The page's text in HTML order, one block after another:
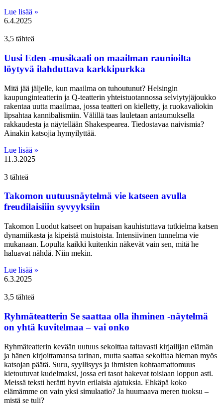
Lue lisää »
6.4.2025
3,5 tähteä
Uusi Eden -musikaali on maailman raunioilta
löytyvä ilahduttava karkkipurkka
Mitä jää jäljelle, kun maailma on tuhoutunut? Helsingin
kaupunginteatterin ja Q-teatterin yhteistuotannossa selviytyjäjoukko
rakentaa uutta maailmaa, jossa teatteri on kielletty, ja ruokavaliokin
lipsahtaa kannibalismiin. Välillä taas lauletaan antaumuksella
rakkaudesta ja näytellään Shakespearea. Tiedostavaa naivismia?
Ainakin katsojia hymyilyttää.
Lue lisää »
11.3.2025
3 tähteä
Takomon uutuusnäytelmä vie katseen avulla
freudilaisiiin syvyyksiin
Takomon Luodut katseet on hupaisan kauhistuttava tutkielma katsen
dynamiikasta ja kipeistä muistoista. Intensiivinen tunnelma vie
mukanaan. Lopulta kaikki kuitenkin näkevät vain sen, mitä he
haluavat nähdä. Niin mekin.
Lue lisää »
6.3.2025
3,5 tähteä
Ryhmäteatterin Se saattaa olla ihminen -näytelmä
on yhtä kuvitelmaa – vai onko
Ryhmäteatterin kevään uutuus sekoittaa taitavasti kirjailijan elämän
ja hänen kirjoittamansa tarinan, mutta saattaa sekoittaa hieman myös
katsojan päätä. Suru, syyllisyys ja ihmisten kohtaamattomuus
kietoutuvat kudelmaksi, jossa eri tasot hakevat toisiaan loppun asti.
Meissä teksti herätti hyvin erilaisia ajatuksia. Ehkäpä koko
elämämme on vain yksi simulaatio? Ja huumaava meren tuoksu –
mistä se tuli?